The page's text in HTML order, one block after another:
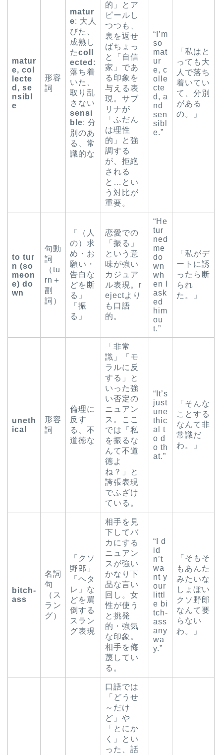
matur
e, col
lecte
d, se
nsibl
e
形容
詞
matur
e: 大人
びた、
成熟し
たcoll
ected :
落ち着
いた、
取り乱
さない
sensi
ble: 分
別のあ
る、常
識的な
的」とア
ピールし
つつも、
裏を返せ
ばちょっ
と「自信
家」であ
る印象を
与える表
現。サブ
リナが
「ふだん
は理性
的」と強
調する
が、拒絶
される
と…とい
う対比が
重要。
“I’m
so
mat
ur
e, c
olle
cte
d, a
nd
sen
sibl
e.”
「私はと
っても大
人で落ち
着いてい
て、分別
がある
の。」
to tur
n (so
meon
e) do
wn
句動
詞
（tu
rn＋
副
詞）
「（人
の）求
め・お
願い・
告白な
どを断
る」
「振
る」
恋愛での
「振る」
という意
味が強い
カジュア
ル表現。r
ejectより
も口語
的。
“He
tur
ned
me
do
wn
wh
en I
ask
ed
him
ou
t.”
「私がデ
ートに誘
ったら断
られ
た。」
uneth
ical
形容
詞
倫理に
反す
る、不
道徳な
「非常
識」「モ
ラルに反
する」と
いった強
い否定の
ニュアン
ス。ここ
では「私
を振るな
んて不道
徳よ
ね？」と
誇張表現
でふざけ
ている。
“It’s
just
une
thic
al t
o d
o th
at.”
「そんな
ことする
なんて非
常識だ
わ。」
bitch-
ass
名詞
句
（ス
ラン
グ）
「クソ
野郎」
「ヘタ
レ」な
どを罵
倒する
スラン
グ表現
相手を見
下してバ
カにする
ニュアン
スが強い
かなり下
品な言い
回し。女
性が使う
と挑発
的・強気
な印象。
相手を侮
蔑してい
る。
“I d
id
n’t
wa
nt y
our
littl
e bi
tch-
ass
any
wa
y.”
「そもそ
もあんた
みたいな
しょぼい
クソ野郎
なんて要
らない
わ。」
口語では
「どうせ
～だけ
ど」や
「とにか
く」とい
った、話